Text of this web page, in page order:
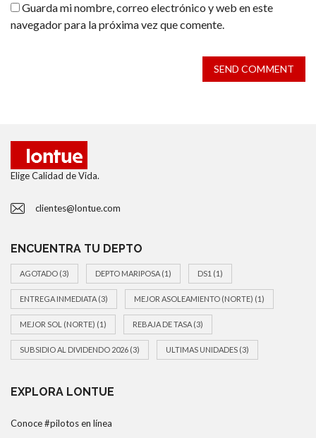
Guarda mi nombre, correo electrónico y web en este
navegador para la próxima vez que comente.
SEND COMMENT
Elige Calidad de Vida.
clientes@lontue.com
ENCUENTRA TU DEPTO
AGOTADO (3) DEPTO MARIPOSA (1) DS1 (1)
ENTREGA INMEDIATA (3) MEJOR ASOLEAMIENTO (NORTE) (1)
MEJOR SOL (NORTE) (1) REBAJA DE TASA (3)
SUBSIDIO AL DIVIDENDO 2026 (3) ULTIMAS UNIDADES (3)
EXPLORA LONTUE
Conoce #pilotos en línea